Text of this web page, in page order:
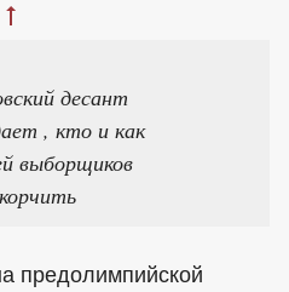
десант
, кто и как
выборщиков
предолимпийской